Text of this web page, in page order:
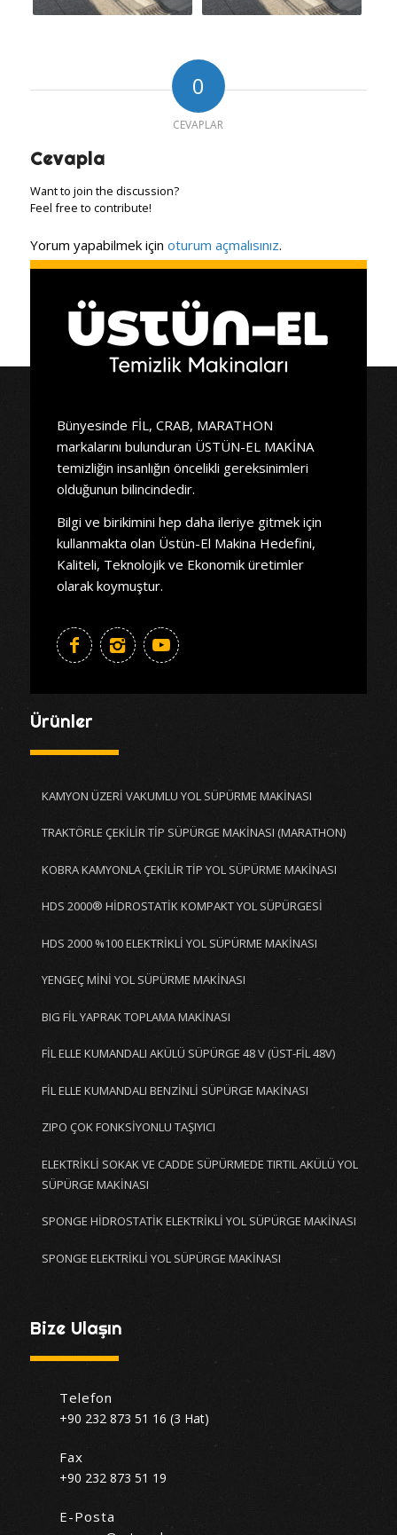
0
CEVAPLAR
Cevapla
Want to join the discussion?
Feel free to contribute!
Yorum yapabilmek için oturum açmalısınız.
Bünyesinde FİL, CRAB, MARATHON
markalarını bulunduran ÜSTÜN-EL MAKİNA
temizliğin insanlığın öncelikli gereksinimleri
olduğunun bilincindedir.
Bilgi ve birikimini hep daha ileriye gitmek için
kullanmakta olan Üstün-El Makina Hedefini,
Kaliteli, Teknolojik ve Ekonomik üretimler
olarak koymuştur.
Ürünler
KAMYON ÜZERİ VAKUMLU YOL SÜPÜRME MAKİNASI
TRAKTÖRLE ÇEKİLİR TİP SÜPÜRGE MAKİNASI (MARATHON)
KOBRA KAMYONLA ÇEKİLİR TİP YOL SÜPÜRME MAKİNASI
HDS 2000® HİDROSTATİK KOMPAKT YOL SÜPÜRGESİ
HDS 2000 %100 ELEKTRİKLİ YOL SÜPÜRME MAKİNASI
YENGEÇ MİNİ YOL SÜPÜRME MAKİNASI
BIG FİL YAPRAK TOPLAMA MAKİNASI
FİL ELLE KUMANDALI AKÜLÜ SÜPÜRGE 48 V (ÜST-FİL 48V)
FİL ELLE KUMANDALI BENZİNLİ SÜPÜRGE MAKİNASI
ZIPO ÇOK FONKSİYONLU TAŞIYICI
ELEKTRİKLİ SOKAK VE CADDE SÜPÜRMEDE TIRTIL AKÜLÜ YOL
SÜPÜRGE MAKİNASI
SPONGE HİDROSTATİK ELEKTRİKLİ YOL SÜPÜRGE MAKİNASI
SPONGE ELEKTRİKLİ YOL SÜPÜRGE MAKİNASI
Bize Ulaşın
Telefon
+90 232 873 51 16 (3 Hat)
Fax
+90 232 873 51 19
E-Posta